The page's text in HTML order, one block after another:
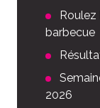
Roulez
barbecue
2026